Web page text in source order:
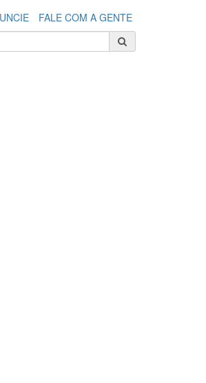
FALE COM A GENTE